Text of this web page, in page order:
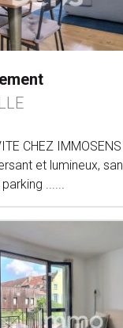
CHEZ
et lumineux,
......